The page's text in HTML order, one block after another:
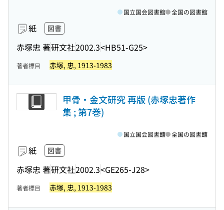
紙 図書
赤塚忠 著研文社2002.3<HB51-G25>
国立国会図書館 全国の図書館
著者標目 赤塚, 忠, 1913-1983
甲骨・金文研究 再版 (赤塚忠著作
集 ; 第7巻)
紙 図書
赤塚忠 著研文社2002.3<GE265-J28>
国立国会図書館 全国の図書館
著者標目 赤塚, 忠, 1913-1983